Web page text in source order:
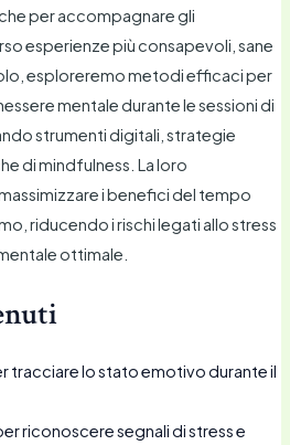
per accompagnare gli
esperienze più consapevoli, sane
esploreremo metodi efficaci per
mentale durante le sessioni di
strumenti digitali, strategie
di mindfulness. La loro
i benefici del tempo
riducendo i rischi legati allo stress
ottimale.
tracciare lo stato emotivo durante il
riconoscere segnali di stress e